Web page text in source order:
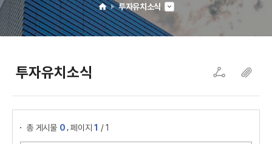
H
O
E
투자유치소식
투자유치소식
SNS
공유
복
사
하
게시물 검색
총 게시물 0 ,페이지1 / 1